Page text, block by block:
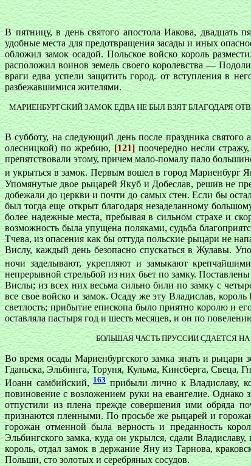
В пятницу, в день святого апостола Иакова, двадцать
удобные места для предотвращения засады и иных
обложил замок осадой. Польское войско король
расположил воинов земель своего королевства —
враги едва успели защитить город. от вступления в
разбежавшимися жителями.
МАРИЕНБУРГСКИЙ ЗАМОК ЕДВА НЕ БЫЛ ВЗЯТ БЛАГОДАРЯ
В субботу, на следующий день после праздника
олесницкой) по жребию,[121]поочередно несли
препятствовали этому, причем мало-помалу пало
и укрыться в замок. Первым вошел в город Мариенбург
Упомянутые двое рыцарей Якуб и Добеслав, решив не
добежали до церкви и почти до самых стен. Если бы
был тогда еще открыт благодаря незаделанному
более надежные места, пребывая в сильном страхе и
возможность была упущена поляками, судьба
Тчева, из опасения как бы оттуда польские рыцари не
Вислу, каждый день безопасно спускаться в Жулавы.
ночи заделывают, укрепляют и замыкают
непрерывной стрельбой из них бьет по замку.
Вислы; из всех них весьма сильно били по замку с
все свое войско и замок. Осаду же эту Владислав,
светлость; прибытие епископа было приятно королю и
оставляла пастыря год и шесть месяцев, и он по
БОЛЬШАЯ ЧАСТЬ ПРУССИИ СДАЕТСЯ
Во время осады Мариенбургского замка знать и
Гданьска, Эльбинга, Торуня, Кульма, Кинсберга, Свеца,
Иоанн самбийский,163прибыли лично к Владиславу,
повиновение с возложением руки на евангелие.
отпустили из плена прежде совершения ими обряда
признаются пленными. По просьбе же рыцарей и
горожан отменной была верность и преданность
Эльбингского замка, куда он укрылся, сдали
король, отдал замок в держание Яну из Тарнова,
Польши, сто золотых и серебряных сосудов.